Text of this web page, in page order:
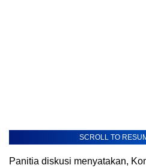
SCROLL TO
Panitia diskusi menyatakan,